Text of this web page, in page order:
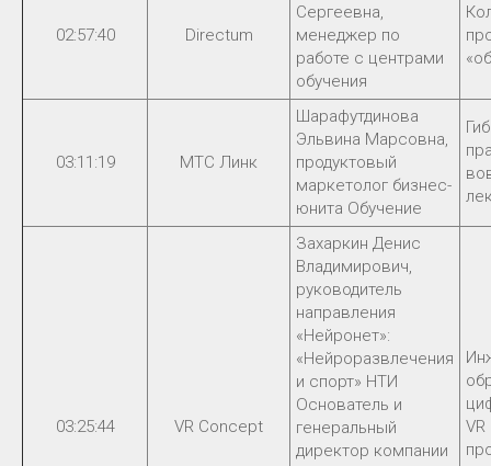
02:57:40 Directum
Сергеевна,
менеджер по
работе с центрами
обучения
03:11:19 МТС Линк
Шарафутдинова
Эльвина Марсовна,
продуктовый
маркетолог бизнес-
юнита Обучение
03:25:44 VR Concept
Захаркин Денис
Владимирович,
руководитель
направления
«Нейронет»:
«Нейроразвлечения
и спорт» НТИ
Основатель и
генеральный
директор компании